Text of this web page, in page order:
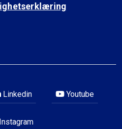
Linkedin Youtube
Instagram